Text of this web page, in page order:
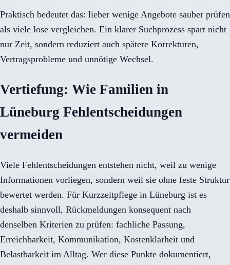
Praktisch bedeutet das: lieber wenige Angebote sauber prüfen
als viele lose vergleichen. Ein klarer Suchprozess spart nicht
nur Zeit, sondern reduziert auch spätere Korrekturen,
Vertragsprobleme und unnötige Wechsel.
Vertiefung: Wie Familien in
Lüneburg Fehlentscheidungen
vermeiden
Viele Fehlentscheidungen entstehen nicht, weil zu wenige
Informationen vorliegen, sondern weil sie ohne feste Struktur
bewertet werden. Für Kurzzeitpflege in Lüneburg ist es
deshalb sinnvoll, Rückmeldungen konsequent nach
denselben Kriterien zu prüfen: fachliche Passung,
Erreichbarkeit, Kommunikation, Kostenklarheit und
Belastbarkeit im Alltag. Wer diese Punkte dokumentiert,